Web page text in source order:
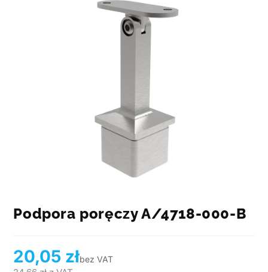
Podpora poręczy A/4718-000-B
20,05 złbez VAT